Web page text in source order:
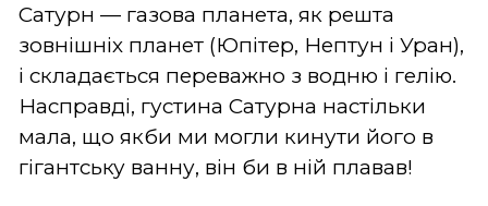
Сатурн — газова планета, як решта
зовнішніх планет (Юпітер, Нептун і Уран),
і складається переважно з водню і гелію.
Насправді, густина Сатурна настільки
мала, що якби ми могли кинути його в
гігантську ванну, він би в ній плавав!